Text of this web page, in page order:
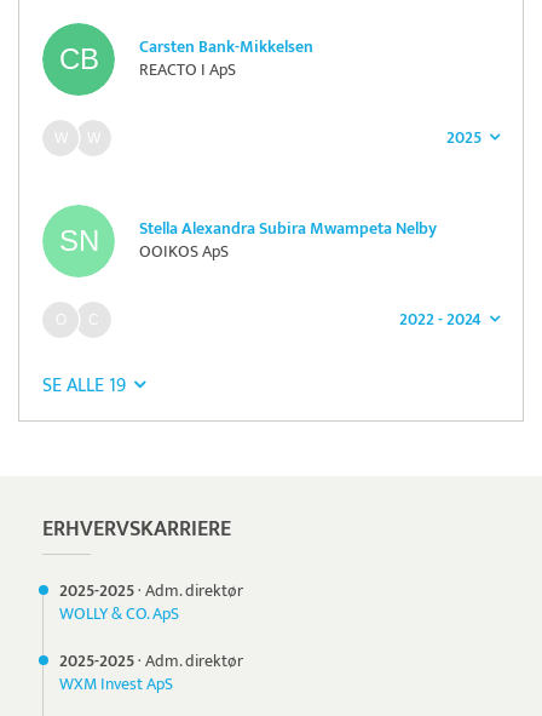
Carsten Bank-Mikkelsen
REACTO I ApS
2025
Stella Alexandra Subira Mwampeta Nelby
OOIKOS ApS
2022 - 2024
SE ALLE 19
ERHVERVSKARRIERE
2025-2025·Adm. direktør
WOLLY & CO. ApS
2025-2025·Adm. direktør
WXM Invest ApS